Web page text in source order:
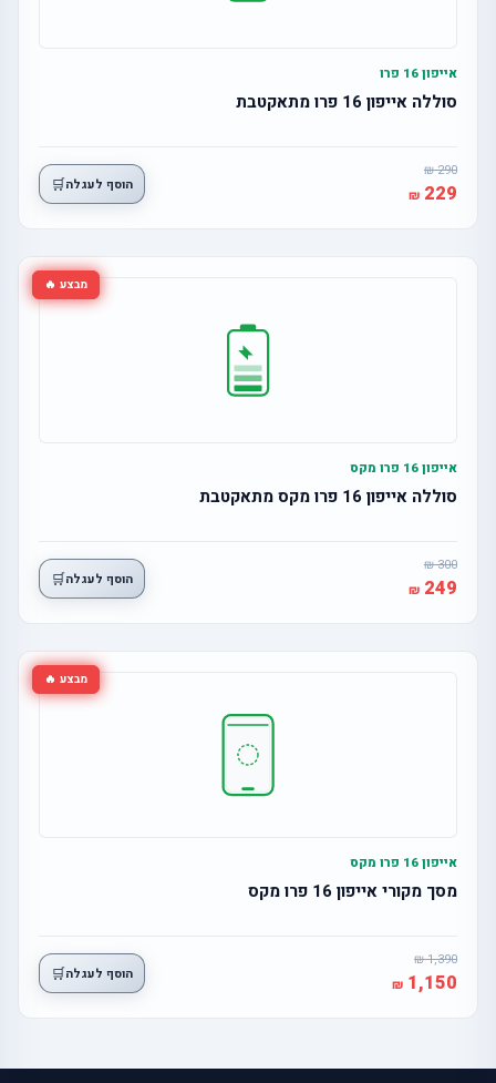
אייפון 16 פרו
סוללה אייפון 16 פרו מתאקטבת
290
229 הוסף לעגלה🛒
מבצע 🔥
אייפון 16 פרו מקס
סוללה אייפון 16 פרו מקס מתאקטבת
300
249 הוסף לעגלה🛒
מבצע 🔥
אייפון 16 פרו מקס
מסך מקורי אייפון 16 פרו מקס
1,390
1,150 הוסף לעגלה🛒